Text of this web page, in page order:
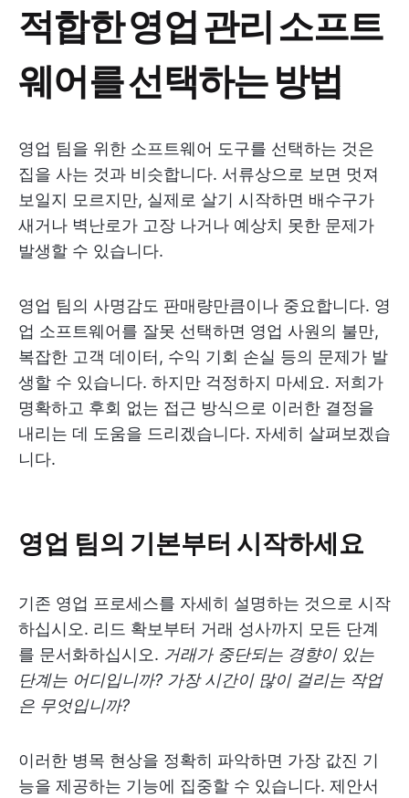
적합한 영업 관리 소프트
웨어를 선택하는 방법
영업 팀을 위한 소프트웨어 도구를 선택하는 것은
집을 사는 것과 비슷합니다. 서류상으로 보면 멋져
보일지 모르지만, 실제로 살기 시작하면 배수구가
새거나 벽난로가 고장 나거나 예상치 못한 문제가
발생할 수 있습니다.
영업 팀의 사명감도 판매량만큼이나 중요합니다. 영
업 소프트웨어를 잘못 선택하면 영업 사원의 불만,
복잡한 고객 데이터, 수익 기회 손실 등의 문제가 발
생할 수 있습니다. 하지만 걱정하지 마세요. 저희가
명확하고 후회 없는 접근 방식으로 이러한 결정을
내리는 데 도움을 드리겠습니다. 자세히 살펴보겠습
니다.
영업 팀의 기본부터 시작하세요
기존 영업 프로세스를 자세히 설명하는 것으로 시작
하십시오. 리드 확보부터 거래 성사까지 모든 단계
를 문서화하십시오. 거래가 중단되는 경향이 있는
단계는 어디입니까? 가장 시간이 많이 걸리는 작업
은 무엇입니까?
이러한 병목 현상을 정확히 파악하면 가장 값진 기
능을 제공하는 기능에 집중할 수 있습니다. 제안서